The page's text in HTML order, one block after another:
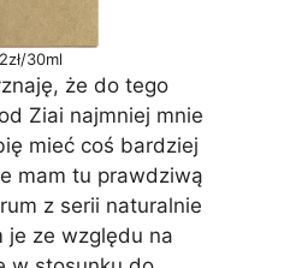
30ml
że do tego
Ziai najmniej mnie
mieć coś bardziej
mam tu prawdziwą
z serii naturalnie
je ze względu na